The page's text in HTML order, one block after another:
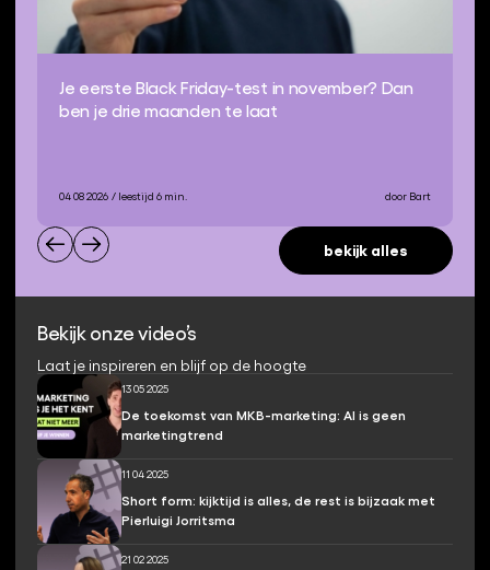
Je eerste Black Friday-test in november? Dan
ben je drie maanden te laat
04 08 2026 / leestijd 6 min. door Bart
bekijk alles
Bekijk onze video’s
Laat je inspireren en blijf op de hoogte
13 05 2025
De toekomst van MKB-marketing: AI is geen
marketingtrend
11 04 2025
Short form: kijktijd is alles, de rest is bijzaak met
Pierluigi Jorritsma
21 02 2025